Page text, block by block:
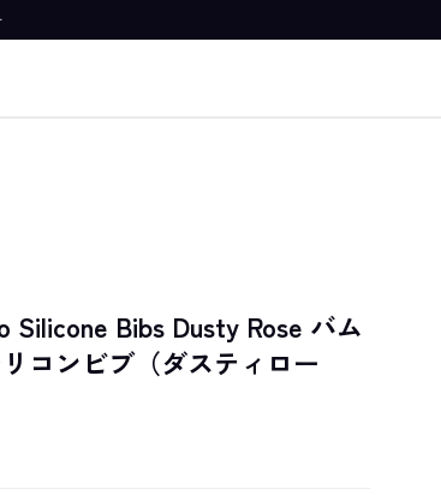
Silicone Bibs Dusty Rose バム
コンビブ（ダスティロー